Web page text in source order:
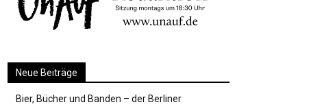
Neue Beiträge
Bier, Bücher und Banden – der Berliner